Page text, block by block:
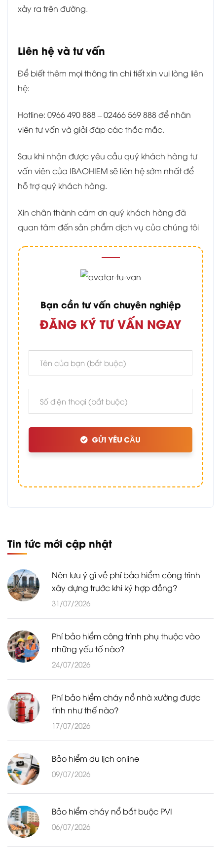
xảy ra trên đường.
Liên hệ và tư vấn
Để biết thêm mọi thông tin chi tiết xin vui lòng liên
hệ:
Hotline: 0966 490 888 – 02466 569 888 để nhân
viên tư vấn và giải đáp các thắc mắc.
Sau khi nhận được yêu cầu quý khách hàng tư
vấn viên của IBAOHIEM sẽ liên hệ sớm nhất để
hỗ trợ quý khách hàng.
Xin chân thành cám ơn quý khách hàng đã
quan tâm đến sản phẩm dịch vụ của chúng tôi
Bạn cần tư vấn chuyên nghiệp
ĐĂNG KÝ TƯ VẤN NGAY
GỬI YÊU CẦU
Tin tức mới cập nhật
Nên lưu ý gì về phí bảo hiểm công trình
xây dựng trước khi ký hợp đồng?
31/07/2026
Phí bảo hiểm công trình phụ thuộc vào
những yếu tố nào?
24/07/2026
Phí bảo hiểm cháy nổ nhà xưởng được
tính như thế nào?
17/07/2026
Bảo hiểm du lịch online
09/07/2026
Bảo hiểm cháy nổ bắt buộc PVI
06/07/2026